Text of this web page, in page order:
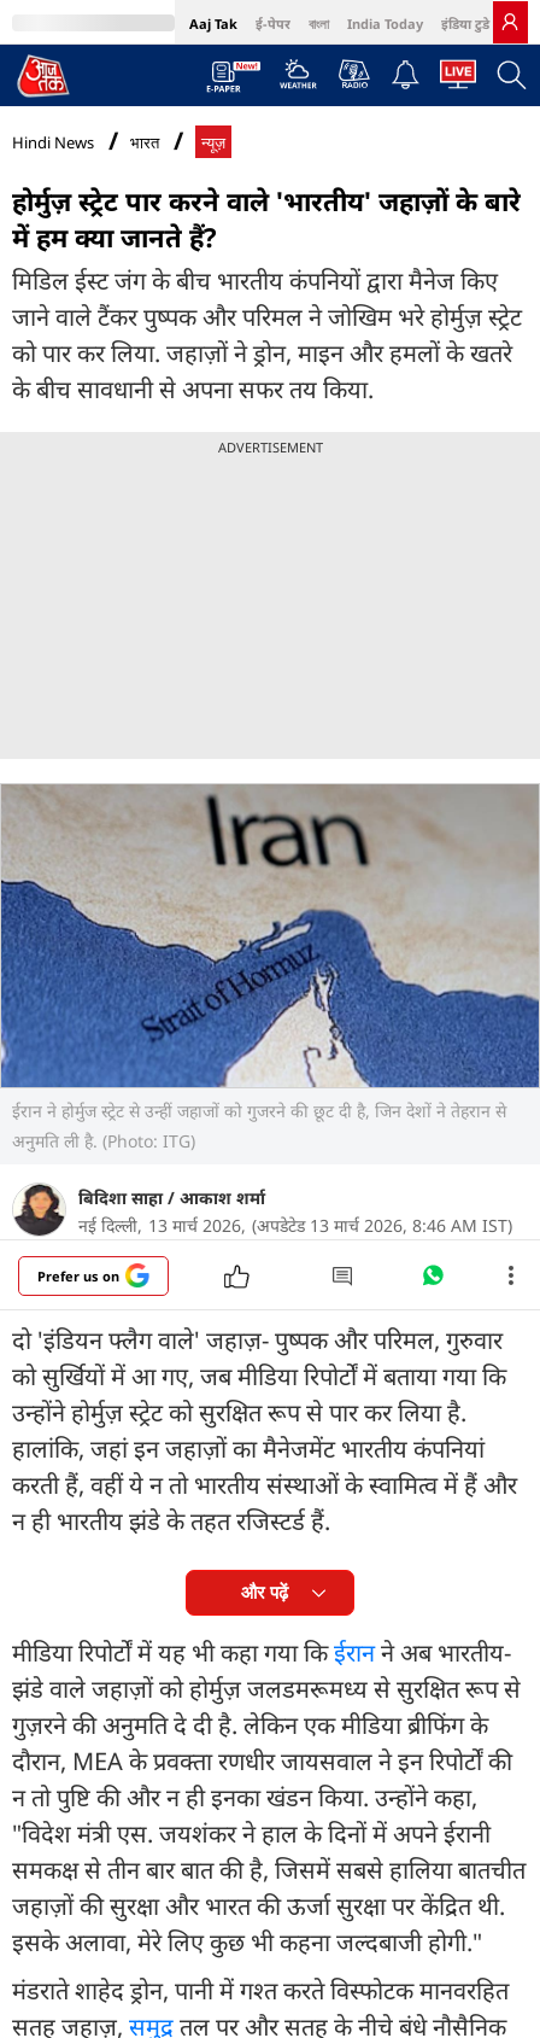
Aaj Tak ई-पेपर বাংলা India Today इंडिया टुडे हिंदी
MumbaiTak Cosmopolitan Harper's Bazaar Northeast
Hindi News भारत न्यूज़
होर्मुज़ स्ट्रेट पार करने वाले 'भारतीय' जहाज़ों के बारे
में हम क्या जानते हैं?
मिडिल ईस्ट जंग के बीच भारतीय कंपनियों द्वारा मैनेज किए
जाने वाले टैंकर पुष्पक और परिमल ने जोखिम भरे होर्मुज़ स्ट्रेट
को पार कर लिया. जहाज़ों ने ड्रोन, माइन और हमलों के खतरे
के बीच सावधानी से अपना सफर तय किया.
ADVERTISEMENT
ईरान ने होर्मुज स्ट्रेट से उन्हीं जहाजों को गुजरने की छूट दी है, जिन देशों ने तेहरान से
अनुमति ली है. (Photo: ITG)
बिदिशा साहा/ आकाश शर्मा
नई दिल्ली, 13 मार्च 2026, (अपडेटेड 13 मार्च 2026, 8:46 AM IST)
Prefer us on
दो 'इंडियन फ्लैग वाले' जहाज़- पुष्पक और परिमल, गुरुवार
को सुर्खियों में आ गए, जब मीडिया रिपोर्टों में बताया गया कि
उन्होंने होर्मुज़ स्ट्रेट को सुरक्षित रूप से पार कर लिया है.
हालांकि, जहां इन जहाज़ों का मैनेजमेंट भारतीय कंपनियां
करती हैं, वहीं ये न तो भारतीय संस्थाओं के स्वामित्व में हैं और
न ही भारतीय झंडे के तहत रजिस्टर्ड हैं.
और पढ़ें
मीडिया रिपोर्टों में यह भी कहा गया किईरानने अब भारतीय-
झंडे वाले जहाज़ों को होर्मुज़ जलडमरूमध्य से सुरक्षित रूप से
गुज़रने की अनुमति दे दी है. लेकिन एक मीडिया ब्रीफिंग के
दौरान, MEA के प्रवक्ता रणधीर जायसवाल ने इन रिपोर्टों की
न तो पुष्टि की और न ही इनका खंडन किया. उन्होंने कहा,
"विदेश मंत्री एस. जयशंकर ने हाल के दिनों में अपने ईरानी
समकक्ष से तीन बार बात की है, जिसमें सबसे हालिया बातचीत
जहाज़ों की सुरक्षा और भारत की ऊर्जा सुरक्षा पर केंद्रित थी.
इसके अलावा, मेरे लिए कुछ भी कहना जल्दबाजी होगी."
मंडराते शाहेद ड्रोन, पानी में गश्त करते विस्फोटक मानवरहित
सतह जहाज़, समुद्रतल पर और सतह के नीचे बंधे नौसैनिक